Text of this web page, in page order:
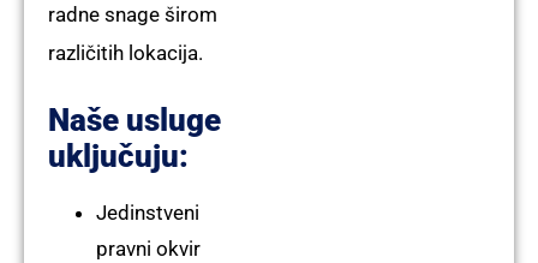
radne snage širom
različitih lokacija.
Naše usluge
uključuju:
Jedinstveni
pravni okvir